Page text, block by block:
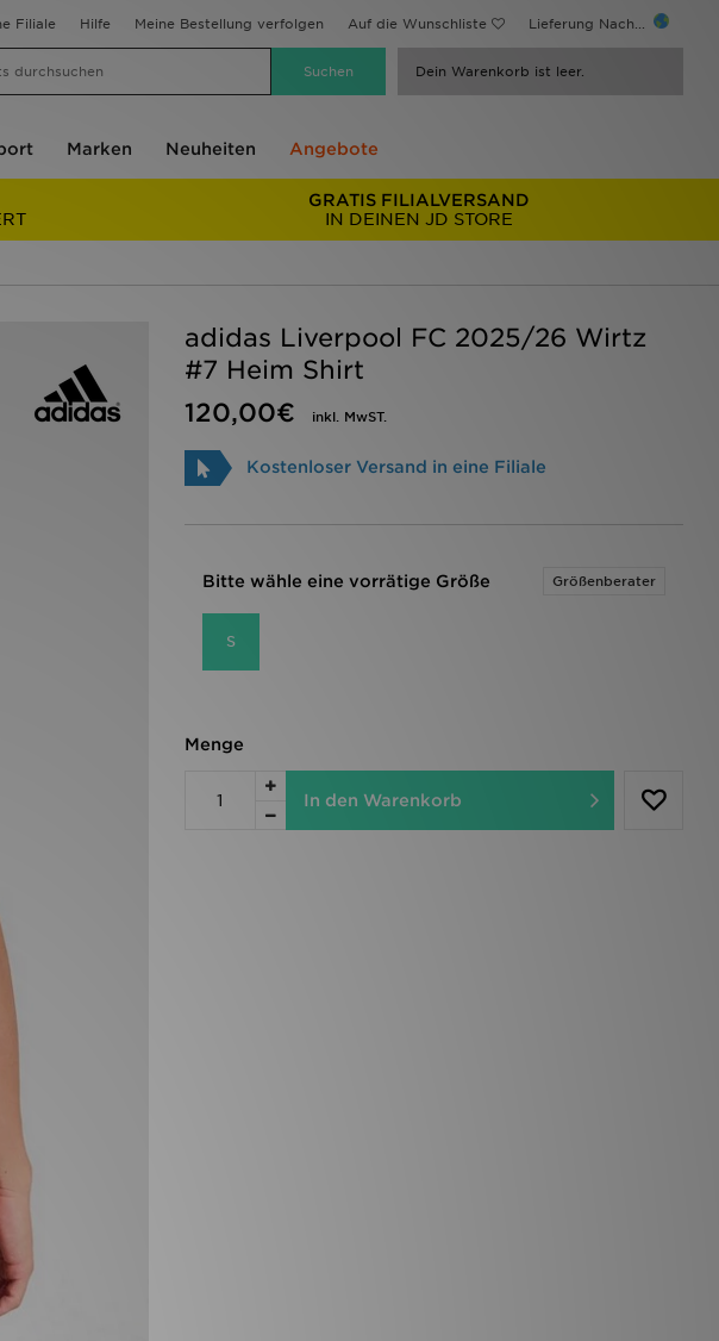
Filiale Hilfe Meine Bestellung verfolgen Auf die Wunschliste Lieferung Nach...
Dein Warenkorb ist leer.
Marken Neuheiten Angebote
GRATIS FILIALVERSAND
IN DEINEN JD STORE
adidas Liverpool FC 2025/26 Wirtz
#7 Heim Shirt
120,00€
inkl. MwST.
Kostenloser Versand in eine Filiale
Bitte wähle eine vorrätige Größe Größenberater
S
Menge
In den Warenkorb